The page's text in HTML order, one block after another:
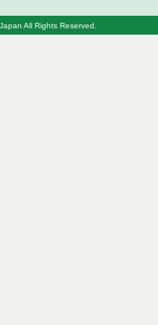
All Rights Reserved.